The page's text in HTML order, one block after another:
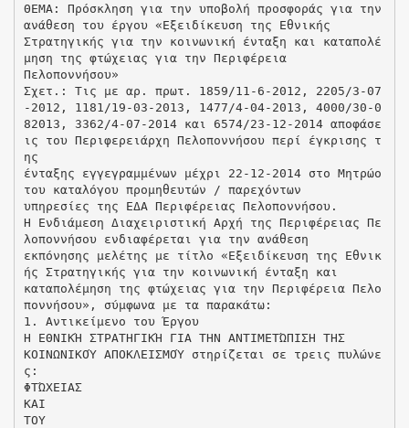
ΘΕΜΑ: Πρόσκληση για την υποβολή προσφοράς για την
ανάθεση του έργου «Εξειδίκευση της Εθνικής
Στρατηγικής για την κοινωνική ένταξη και καταπολέ
μηση της φτώχειας για την Περιφέρεια
Πελοποννήσου»
Σχετ.: Τις με αρ. πρωτ. 1859/11-6-2012, 2205/3-07
-2012, 1181/19-03-2013, 1477/4-04-2013, 4000/30-0
82013, 3362/4-07-2014 και 6574/23-12-2014 αποφάσε
ις του Περιφερειάρχη Πελοποννήσου περί έγκρισης τ
ης
ένταξης εγγεγραμμένων μέχρι 22-12-2014 στο Μητρώο
του καταλόγου προμηθευτών / παρεχόντων
υπηρεσίες της ΕΔΑ Περιφέρειας Πελοποννήσου.
Η Ενδιάμεση Διαχειριστική Αρχή της Περιφέρειας Πε
λοποννήσου ενδιαφέρεται για την ανάθεση
εκπόνησης μελέτης με τίτλο «Εξειδίκευση της Εθνικ
ής Στρατηγικής για την κοινωνική ένταξη και
καταπολέμηση της φτώχειας για την Περιφέρεια Πελο
ποννήσου», σύμφωνα με τα παρακάτω:
1. Αντικείμενο του Έργου
H ΕΘΝΙΚΉ ΣΤΡΑΤΗΓΙΚΉ ΓΙΑ ΤΗΝ ΑΝΤΙΜΕΤΏΠΙΣΗ ΤΗΣ
ΚΟΙΝΩΝΙΚΟΎ ΑΠΟΚΛΕΙΣΜΟΎ στηρίζεται σε τρεις πυλώνε
ς:
ΦΤΏΧΕΙΑΣ
ΚΑΙ
ΤΟΥ